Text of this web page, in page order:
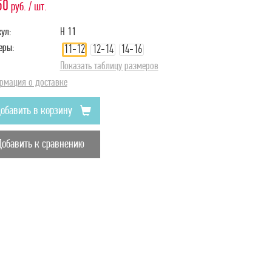
руб. / шт.
Н 11
11-12 12-14 14-16
Показать таблицу размеров
о доставке
в корзину
к сравнению